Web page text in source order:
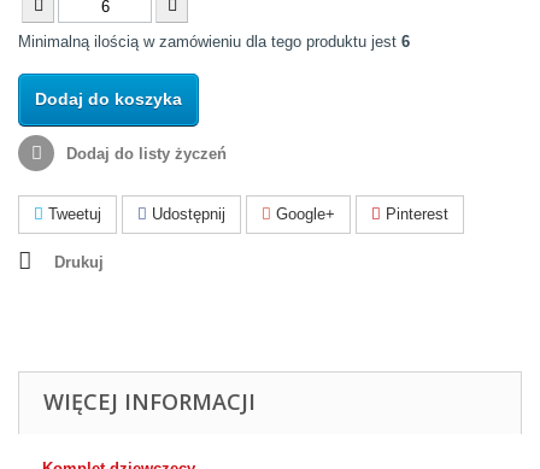
Minimalną ilością w zamówieniu dla tego produktu jest 6
Dodaj do koszyka
Dodaj do listy życzeń
Tweetuj Udostępnij Google+ Pinterest
Drukuj
WIĘCEJ INFORMACJI